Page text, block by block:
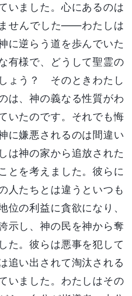
いました。心にあるのは
せんでした――わたしは
に逆らう道を歩んでいた
有様で、どうして聖霊の
ょう？ そのときわたし
は、神の義なる性質がわ
いたのです。それでも悔
に嫌悪されるのは間違い
は神の家から追放された
とを考えました。彼らに
人たちとは違うといつも
位の利益に貪欲になり、
示し、神の民を神から奪
た。彼らは悪事を犯して
追い出されて淘汰される
いました。わたしはその